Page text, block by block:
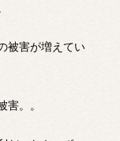
被害が増えてい
害。。